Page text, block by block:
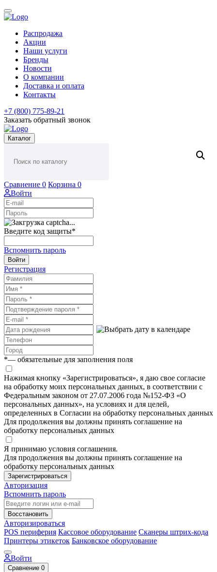
Распродажа
Акции
Наши услуги
Бренды
Новости
О компании
Доставка и оплата
Контакты
+7 (800) 775-89-21
Заказать обратный звонок
Каталог
Сравнение 0 Корзина 0
Войти
Введите код защиты*
Вспомнить пароль
Войти
Регистрация
*— обязательные для заполнения поля
Нажимая кнопку «Зарегистрироваться», я даю свое согласие
на обработку моих персональных данных, в соответствии с
Федеральным законом от 27.07.2006 года №152-ФЗ «О
персональных данных», на условиях и для целей,
определенных в Согласии на обработку персональных данных
Для продолжения вы должны принять соглашение на
обработку персональных данных
Я принимаю условия соглашения.
Для продолжения вы должны принять соглашение на
обработку персональных данных
Зарегистрироваться
Авторизация
Вспомнить пароль
Восстановить
Авторизироваться
POS периферия Кассовое оборудование Сканеры штрих-кода
Принтеры этикеток Банковское оборудование
Войти
Сравнение 0